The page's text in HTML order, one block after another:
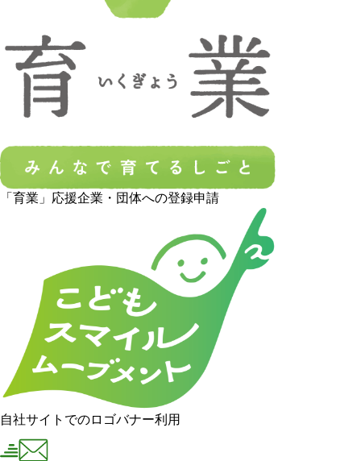
「育業」応援企業・団体への登録申請
自社サイトでのロゴバナー利用